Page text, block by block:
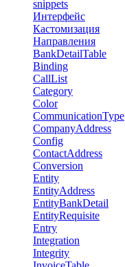
snippets
Интерфейс
Кастомизация
Направления
BankDetailTable
Binding
CallList
Category
Color
CommunicationType
CompanyAddress
Config
ContactAddress
Conversion
Entity
EntityAddress
EntityBankDetail
EntityRequisite
Entry
Integration
Integrity